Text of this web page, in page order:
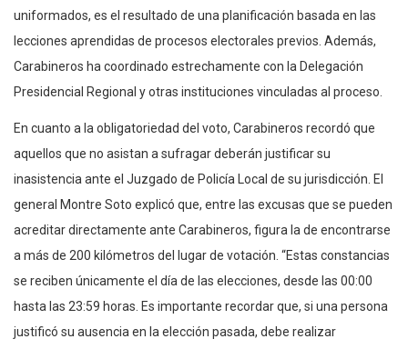
uniformados, es el resultado de una planificación basada en las
lecciones aprendidas de procesos electorales previos. Además,
Carabineros ha coordinado estrechamente con la Delegación
Presidencial Regional y otras instituciones vinculadas al proceso.
En cuanto a la obligatoriedad del voto, Carabineros recordó que
aquellos que no asistan a sufragar deberán justificar su
inasistencia ante el Juzgado de Policía Local de su jurisdicción. El
general Montre Soto explicó que, entre las excusas que se pueden
acreditar directamente ante Carabineros, figura la de encontrarse
a más de 200 kilómetros del lugar de votación. “Estas constancias
se reciben únicamente el día de las elecciones, desde las 00:00
hasta las 23:59 horas. Es importante recordar que, si una persona
justificó su ausencia en la elección pasada, debe realizar